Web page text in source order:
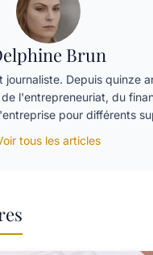
Brun
journaliste. Depuis quinze
l'entrepreneuriat, du
pour différents
tous les articles